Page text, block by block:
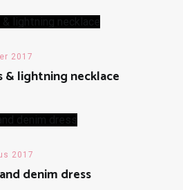
2017
lightning necklace
2017
denim dress